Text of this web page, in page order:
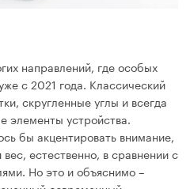
направлений, где особых
с 2021 года. Классический
скругленные углы и всегда
элементы устройства.
бы акцентировать внимание,
естественно, в сравнении с
Но это и объяснимо –